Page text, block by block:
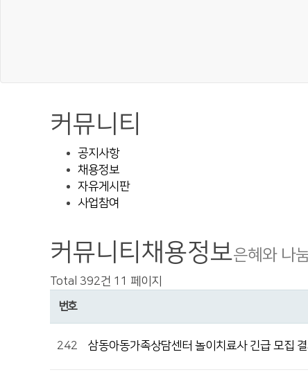
커뮤니티
공지사항
채용정보
자유게시판
사업참여
커뮤니티 채용정보은혜와 나
Total 392건 11 페이지
번호
242 삼동아동가족상담센터 놀이치료사 긴급 모집